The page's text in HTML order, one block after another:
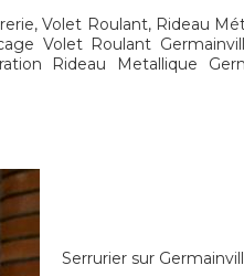
Volet Roulant, Rideau
Volet Roulant
Rideau Metallique
Serrurier sur